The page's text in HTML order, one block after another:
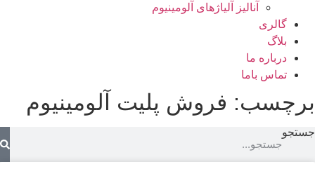
آنالیز آلیاژهای آلومینیوم
گالری
بلاگ
درباره ما
تماس باما
برچسب: فروش پلیت آلومینیوم
جستجو